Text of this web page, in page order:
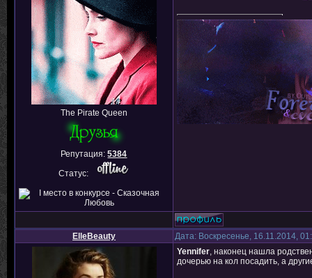
The Pirate Queen
Репутация:5384
Статус:
ElleBeauty Дата: Воскресенье, 16.11.2014,
Yennifer, наконец нашла
дочерью на кол посадить, а